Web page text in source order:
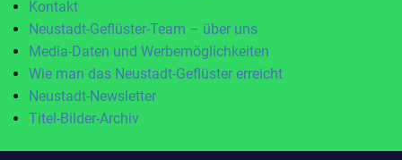
Kontakt
Neustadt-Geflüster-Team – über uns
Media-Daten und Werbemöglichkeiten
Wie man das Neustadt-Geflüster erreicht
Neustadt-Newsletter
Titel-Bilder-Archiv